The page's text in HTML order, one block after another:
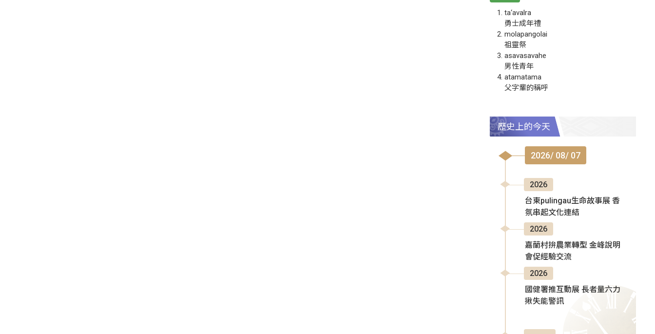
ta‘avalra
勇士成年禮
molapangolai
祖靈祭
asavasavahe
男性青年
atamatama
父字輩的稱呼
歷史上的今天
2026/ 08/ 07
2026
台東pulingau生命故事展 香
氛串起文化連結
2026
嘉蘭村拚農業轉型 金峰說明
會促經驗交流
2026
國健署推互動展 長者量六力
揪失能警訊